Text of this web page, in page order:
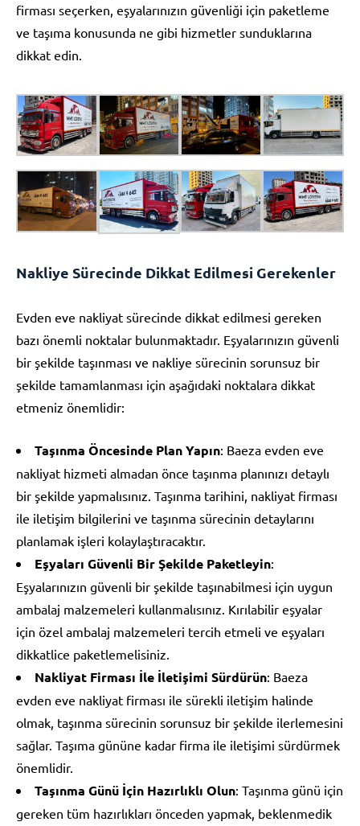
firması seçerken, eşyalarınızın güvenliği için paketleme
ve taşıma konusunda ne gibi hizmetler sunduklarına
dikkat edin.
Nakliye Sürecinde Dikkat Edilmesi Gerekenler
Evden eve nakliyat sürecinde dikkat edilmesi gereken
bazı önemli noktalar bulunmaktadır. Eşyalarınızın güvenli
bir şekilde taşınması ve nakliye sürecinin sorunsuz bir
şekilde tamamlanması için aşağıdaki noktalara dikkat
etmeniz önemlidir:
Taşınma Öncesinde Plan Yapın: Baeza evden eve
nakliyat hizmeti almadan önce taşınma planınızı detaylı
bir şekilde yapmalısınız. Taşınma tarihini, nakliyat firması
ile iletişim bilgilerini ve taşınma sürecinin detaylarını
planlamak işleri kolaylaştıracaktır.
Eşyaları Güvenli Bir Şekilde Paketleyin:
Eşyalarınızın güvenli bir şekilde taşınabilmesi için uygun
ambalaj malzemeleri kullanmalısınız. Kırılabilir eşyalar
için özel ambalaj malzemeleri tercih etmeli ve eşyaları
dikkatlice paketlemelisiniz.
Nakliyat Firması İle İletişimi Sürdürün: Baeza
evden eve nakliyat firması ile sürekli iletişim halinde
olmak, taşınma sürecinin sorunsuz bir şekilde ilerlemesini
sağlar. Taşıma gününe kadar firma ile iletişimi sürdürmek
önemlidir.
Taşınma Günü İçin Hazırlıklı Olun: Taşınma günü için
gereken tüm hazırlıkları önceden yapmak, beklenmedik